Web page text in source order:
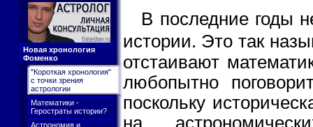
Новая хронология
Фоменко
"Короткая хронология"
с точки зрения
астрологии
Математики -
Геростраты истории?
Астрономия и
В последние годы
истории. Это так
отстаивают
любопытно
поскольку
на